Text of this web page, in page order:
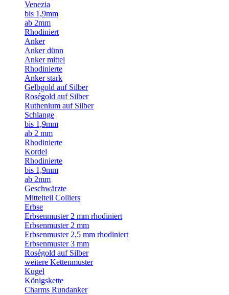
Venezia
bis 1,9mm
ab 2mm
Rhodiniert
Anker
Anker dünn
Anker mittel
Rhodinierte
Anker stark
Gelbgold auf Silber
Roségold auf Silber
Ruthenium auf Silber
Schlange
bis 1,9mm
ab 2 mm
Rhodinierte
Kordel
Rhodinierte
bis 1,9mm
ab 2mm
Geschwärzte
Mittelteil Colliers
Erbse
Erbsenmuster 2 mm rhodiniert
Erbsenmuster 2 mm
Erbsenmuster 2,5 mm rhodiniert
Erbsenmuster 3 mm
Roségold auf Silber
weitere Kettenmuster
Kugel
Königskette
Charms Rundanker